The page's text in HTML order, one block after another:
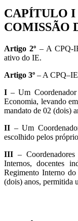
CAPÍTULO I
COMISSÃO
Artigo 2º – A CPQ-
ativo do IE.
Artigo 3º – A
I– Um
Economia, levando
mandato de 02 (dois)
II – Um
escolhido pelos
III–
Internos, docentes
Regimento Interno
(dois) anos, permitida